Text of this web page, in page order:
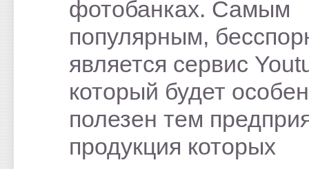
фотобанках. Самым
популярным,
является сервис
который будет
полезен тем
продукция которых